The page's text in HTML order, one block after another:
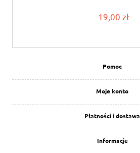
19,00 zł
Pomoc
Moje konto
Płatności i dostawa
Informacje